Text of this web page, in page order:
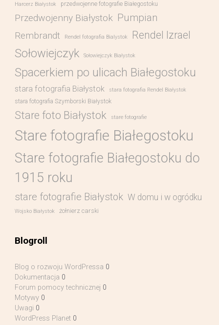
Harcerz Białystok przedwojenne fotografie Białegostoku
Przedwojenny Białystok Pumpian
Rembrandt Rendel fotografia Bialystok Rendel Izrael
Sołowiejczyk Sołowiejczyk Białystok
Spacerkiem po ulicach Białegostoku
stara fotografia Białystok stara fotografia Rendel Białystok
stara fotografia Szymborski Białystok
Stare foto Białystok stare fotografie
Stare fotografie Białegostoku
Stare fotografie Białegostoku do
1915 roku
stare fotografie Białystok W domu i w ogródku
Wojsko Białystok żołnierz carski
Blogroll
Blog o rozwoju WordPressa 0
Dokumentacja 0
Forum pomocy technicznej 0
Motywy 0
Uwagi 0
WordPress Planet 0